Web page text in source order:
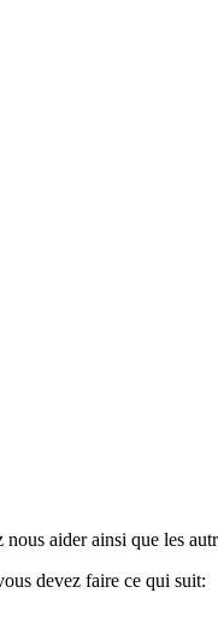
aider ainsi que les
devez faire ce qui suit: